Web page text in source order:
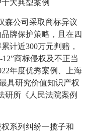
大典型案例
森公司采取商标异议
牌保护策略，且在四
计近300万元判赔，
商标侵权及不正当
年度优秀案例、上海
具研究价值知识产权
研所《人民法院案例
系列纠纷一揽子和